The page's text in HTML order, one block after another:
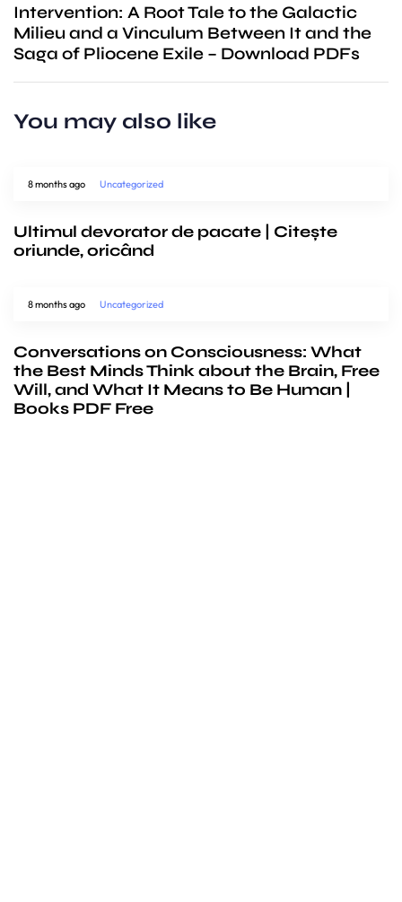
Intervention: A Root Tale to the Galactic
Milieu and a Vinculum Between It and the
Saga of Pliocene Exile – Download PDFs
You may also like
8 months ago Uncategorized
Ultimul devorator de pacate | Citește
oriunde, oricând
8 months ago Uncategorized
Conversations on Consciousness: What
the Best Minds Think about the Brain, Free
Will, and What It Means to Be Human |
Books PDF Free